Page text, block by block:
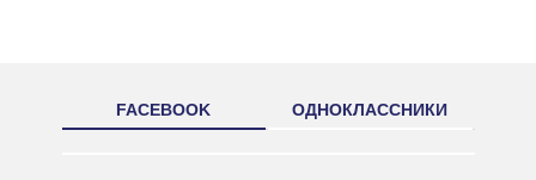
FACEBOOK ОДНОКЛАССНИКИ